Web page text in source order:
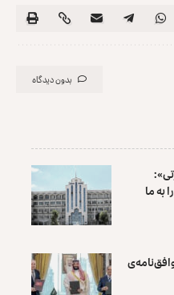
بدون دیدگاه
به ما